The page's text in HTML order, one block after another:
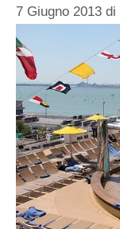
7 Giugno 2013 di